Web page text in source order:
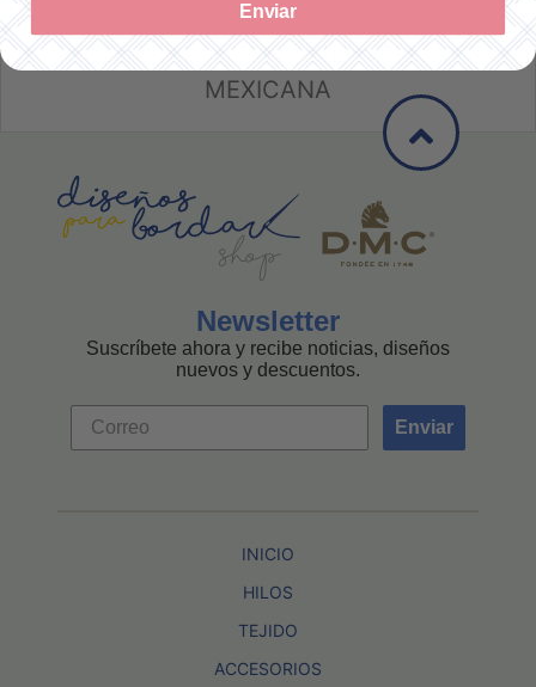
SOLO ENVÍOS A LA REPÚBLICA
MEXICANA
Newsletter
Suscríbete ahora y recibe noticias, diseños
nuevos y descuentos.
Enviar
INICIO
HILOS
TEJIDO
ACCESORIOS
Enviar